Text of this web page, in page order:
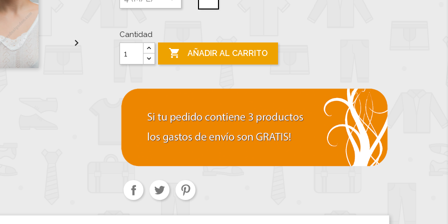

Cantidad
 AÑADIR AL CARRITO